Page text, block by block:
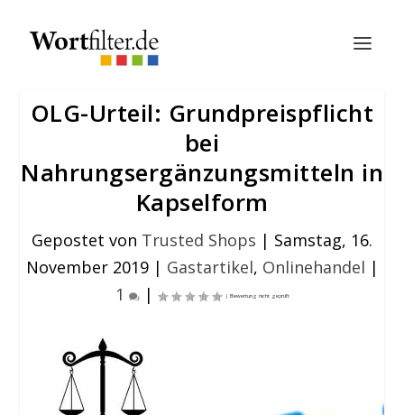
OLG-Urteil: Grundpreispflicht
bei
Nahrungsergänzungsmitteln in
Kapselform
Gepostet von Trusted Shops | Samstag, 16.
November 2019| Gastartikel, Onlinehandel |
1
|